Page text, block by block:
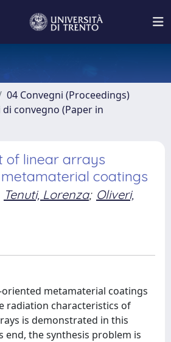
04 Convegni (Proceedings)
convegno (Paper in
of linear arrays
coatings
Tenuti, Lorenza; Oliveri,
metamaterial coatings
radiation characteristics of
is demonstrated in this
end, the synthesis problem is